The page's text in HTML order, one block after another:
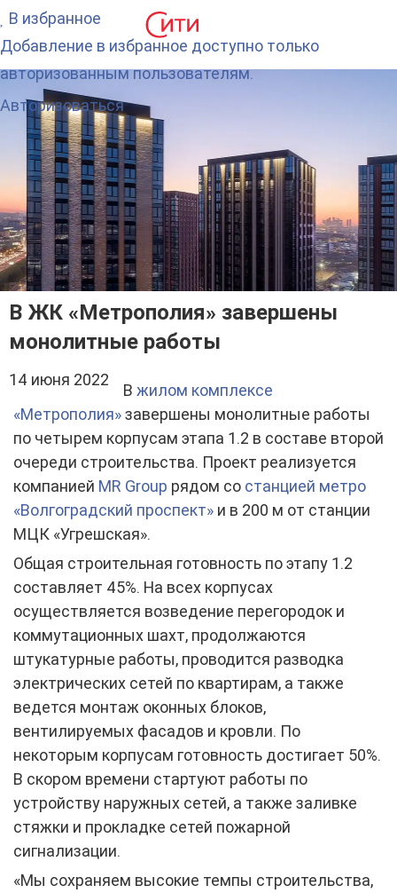
В ЖК «Метрополия» завершены
монолитные работы
14 июня 2022
В жилом комплексе
«Метрополия»завершены монолитные работы
по четырем корпусам этапа 1.2 в составе второй
очереди строительства. Проект реализуется
компанией MR Group рядом со станцией метро
«Волгоградский проспект» и в 200 м от станции
МЦК «Угрешская».
Общая строительная готовность по этапу 1.2
составляет 45%. На всех корпусах
осуществляется возведение перегородок и
коммутационных шахт, продолжаются
штукатурные работы, проводится разводка
электрических сетей по квартирам, а также
ведется монтаж оконных блоков,
вентилируемых фасадов и кровли. По
некоторым корпусам готовность достигает 50%.
В скором времени стартуют работы по
устройству наружных сетей, а также заливке
стяжки и прокладке сетей пожарной
сигнализации.
«Мы сохраняем высокие темпы строительства,
В избранное
Добавление в избранное доступно только
авторизованным пользователям.
Авторизоваться